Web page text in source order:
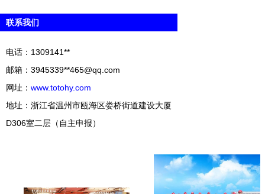
联系我们
电话：1309141**
邮箱：3945339**465@qq.com
网址： www.totohy.com
地址：浙江省温州市瓯海区娄桥街道建设大厦
D306室二层（自主申报）